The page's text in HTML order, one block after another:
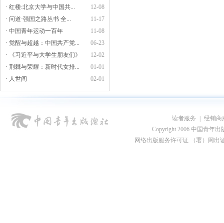
12-08
· 红楼:北京大学与中国共...
11-17
· 问道·强国之路丛书 全...
11-08
· 中国青年运动一百年
06-23
· 觉醒与超越：中国共产党...
12-02
· 《习近平与大学生朋友们》
01-01
· 荆棘与荣耀：新时代女排...
02-01
· 人世间
读者服务
经销商
Copyright 2006 中国青年出
网络出版服务许可证 （署）网出